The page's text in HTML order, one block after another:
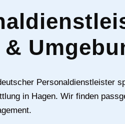
&
Personaldienstleister
in Hagen. Wir finden